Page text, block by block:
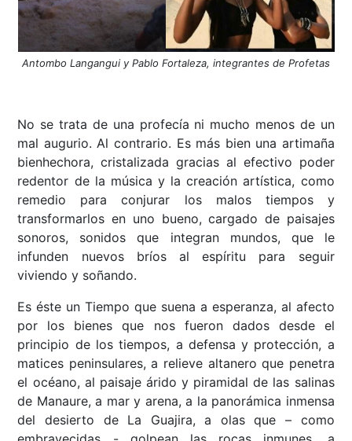
Antombo Langangui y Pablo Fortaleza, integrantes de Profetas
No se trata de una profecía ni mucho menos de un
mal augurio. Al contrario. Es más bien una artimaña
bienhechora, cristalizada gracias al efectivo poder
redentor de la música y la creación artística, como
remedio para conjurar los malos tiempos y
transformarlos en uno bueno, cargado de paisajes
sonoros, sonidos que integran mundos, que le
infunden nuevos bríos al espíritu para seguir
viviendo y soñando.
Es éste un Tiempo que suena a esperanza, al afecto
por los bienes que nos fueron dados desde el
principio de los tiempos, a defensa y protección, a
matices peninsulares, a relieve altanero que penetra
el océano, al paisaje árido y piramidal de las salinas
de Manaure, a mar y arena, a la panorámica inmensa
del desierto de La Guajira, a olas que – como